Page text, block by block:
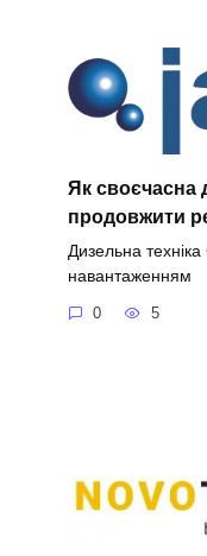
Як своєчасна
продовжити
Дизельна
навантаженням
0 5